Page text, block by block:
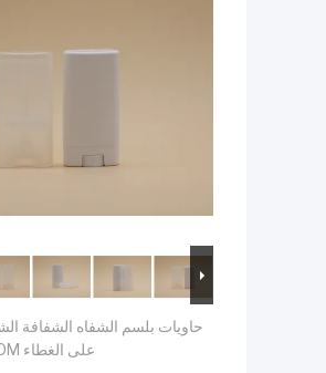
حاويات بلسم الشفاه الشفافة
على الغطاء OEM / ODM مستقرة